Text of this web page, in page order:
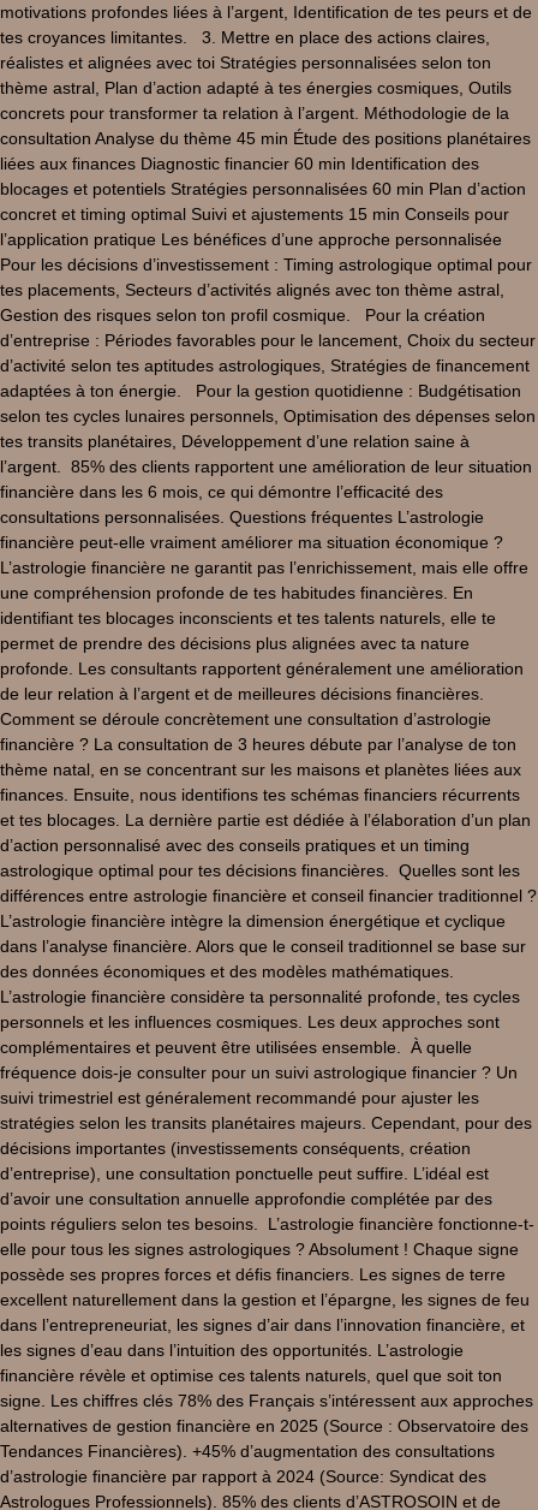
motivations profondes liées à l’argent, Identification de tes peurs et de
tes croyances limitantes. 3. Mettre en place des actions claires,
réalistes et alignées avec toi Stratégies personnalisées selon ton
thème astral, Plan d’action adapté à tes énergies cosmiques, Outils
concrets pour transformer ta relation à l’argent. Méthodologie de la
consultation Analyse du thème 45 min Étude des positions planétaires
liées aux finances Diagnostic financier 60 min Identification des
blocages et potentiels Stratégies personnalisées 60 min Plan d’action
concret et timing optimal Suivi et ajustements 15 min Conseils pour
l’application pratique Les bénéfices d’une approche personnalisée
Pour les décisions d’investissement : Timing astrologique optimal pour
tes placements, Secteurs d’activités alignés avec ton thème astral,
Gestion des risques selon ton profil cosmique. Pour la création
d’entreprise : Périodes favorables pour le lancement, Choix du secteur
d’activité selon tes aptitudes astrologiques, Stratégies de financement
adaptées à ton énergie. Pour la gestion quotidienne : Budgétisation
selon tes cycles lunaires personnels, Optimisation des dépenses selon
tes transits planétaires, Développement d’une relation saine à
l’argent. 85% des clients rapportent une amélioration de leur situation
financière dans les 6 mois, ce qui démontre l’efficacité des
consultations personnalisées. Questions fréquentes L’astrologie
financière peut-elle vraiment améliorer ma situation économique ?
L’astrologie financière ne garantit pas l’enrichissement, mais elle offre
une compréhension profonde de tes habitudes financières. En
identifiant tes blocages inconscients et tes talents naturels, elle te
permet de prendre des décisions plus alignées avec ta nature
profonde. Les consultants rapportent généralement une amélioration
de leur relation à l’argent et de meilleures décisions financières.
Comment se déroule concrètement une consultation d’astrologie
financière ? La consultation de 3 heures débute par l’analyse de ton
thème natal, en se concentrant sur les maisons et planètes liées aux
finances. Ensuite, nous identifions tes schémas financiers récurrents
et tes blocages. La dernière partie est dédiée à l’élaboration d’un plan
d’action personnalisé avec des conseils pratiques et un timing
astrologique optimal pour tes décisions financières. Quelles sont les
différences entre astrologie financière et conseil financier traditionnel ?
L’astrologie financière intègre la dimension énergétique et cyclique
dans l’analyse financière. Alors que le conseil traditionnel se base sur
des données économiques et des modèles mathématiques.
L’astrologie financière considère ta personnalité profonde, tes cycles
personnels et les influences cosmiques. Les deux approches sont
complémentaires et peuvent être utilisées ensemble. À quelle
fréquence dois-je consulter pour un suivi astrologique financier ? Un
suivi trimestriel est généralement recommandé pour ajuster les
stratégies selon les transits planétaires majeurs. Cependant, pour des
décisions importantes (investissements conséquents, création
d’entreprise), une consultation ponctuelle peut suffire. L’idéal est
d’avoir une consultation annuelle approfondie complétée par des
points réguliers selon tes besoins. L’astrologie financière fonctionne-t-
elle pour tous les signes astrologiques ? Absolument ! Chaque signe
possède ses propres forces et défis financiers. Les signes de terre
excellent naturellement dans la gestion et l’épargne, les signes de feu
dans l’entrepreneuriat, les signes d’air dans l’innovation financière, et
les signes d’eau dans l’intuition des opportunités. L’astrologie
financière révèle et optimise ces talents naturels, quel que soit ton
signe. Les chiffres clés 78% des Français s’intéressent aux approches
alternatives de gestion financière en 2025 (Source : Observatoire des
Tendances Financières). +45% d’augmentation des consultations
d’astrologie financière par rapport à 2024 (Source: Syndicat des
Astrologues Professionnels). 85% des clients d’ASTROSOIN et de